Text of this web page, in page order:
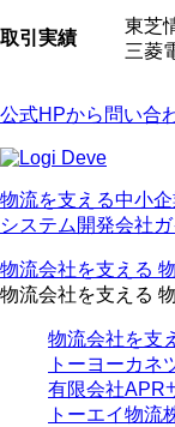
取引実績
東芝
三菱
公式HPから問い合
物流を⽀える中⼩
システム開発会社
物流会社を支える
物流会社を支える
物流会社を支
トーヨーカネ
有限会社APR
トーエイ物流